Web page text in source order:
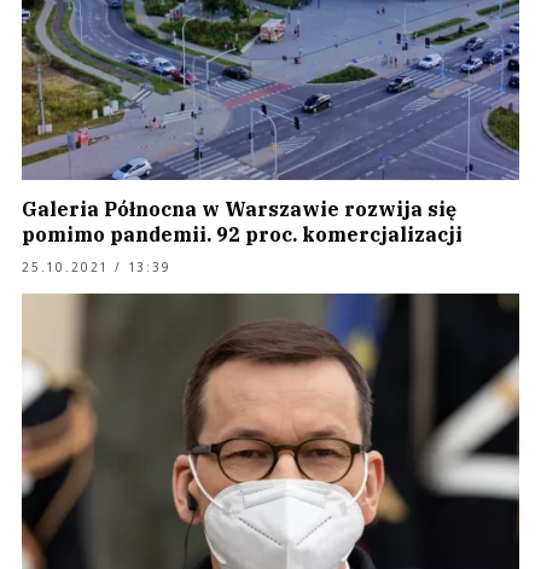
Galeria Północna w Warszawie rozwija się
pomimo pandemii. 92 proc. komercjalizacji
25.10.2021 / 13:39